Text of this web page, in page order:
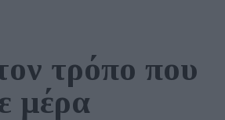
τρόπο που
μέρα